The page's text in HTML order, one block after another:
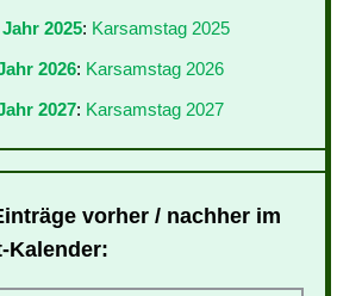
2025: Karsamstag 2025
2026: Karsamstag 2026
2027: Karsamstag 2027
vorher / nachher im
Kalender: